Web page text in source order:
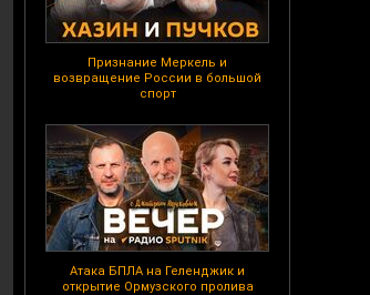
Признание Меркель и
возвращение России в большой
спорт
Атака БПЛА на Геленджик и
открытие Ормузского пролива